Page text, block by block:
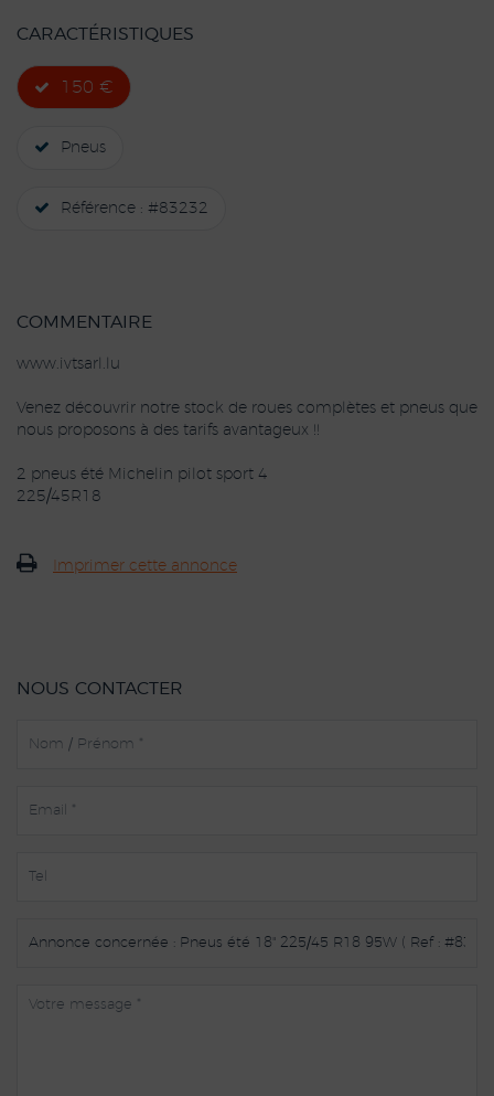
CARACTÉRISTIQUES
150 €
Pneus
Référence : #83232
COMMENTAIRE
www.ivtsarl.lu
Venez découvrir notre stock de roues complètes et pneus que
nous proposons à des tarifs avantageux !!
2 pneus été Michelin pilot sport 4
225/45R18
Imprimer cette annonce
NOUS CONTACTER